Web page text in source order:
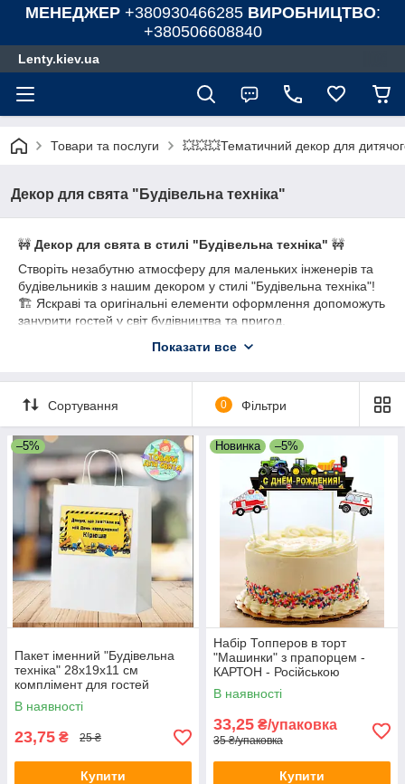
МЕНЕДЖЕР +380930466285 ВИРОБНИЦТВО:
+380506608840
Lenty.kiev.ua
Товари та послуги 💥💥💥Тематичний декор для
Декор для свята "Будівельна техніка"
🚧 Декор для свята в стилі "Будівельна техніка" 🚧
Створіть незабутню атмосферу для маленьких інженерів та
будівельників з нашим декором у стилі "Будівельна техніка"!
🏗️ Яскраві та оригінальні елементи оформлення допоможуть
занурити гостей у світ будівництва та пригод.
Що ми пропонуємо:
мотивами 🏗️
Декор для сервірування стола, прикрашені жовтими
касками, інструментами та дорожніми знаками 🚧
Тарілки, склянки та топери з тематичними принтами
Наклейки для ростових фігур будівельної техніки:
екскаватори, крани, вантажівки 🚜
та багато іншого декору та атрибутики для свята
Ідеально підходить для дитячих свят, днів народження та
тематичних вечірок! Дозвольте вашій дитині поринути у світ
будівництва та створити свято мрії з нашою допомогою. 💛
#БудівельнаВечірка #ДекорДляСвята #БудівельнаТехніка
#ДитячеСвято #ТематичнаВечірка
Показати все
Сортування 0 Фільтри
–5%
Пакет іменний "Будівельна
техніка" 28х19х11 см
комплімент для гостей
В наявності
23,75 ₴ 25 ₴
Купити
Новинка –5%
Набір Топперов в торт
"Машинки" з прапорцем -
КАРТОН - Російською
В наявності
33,25 ₴/упаковка
35 ₴/упаковка
Купити